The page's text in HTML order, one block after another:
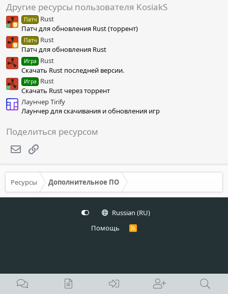
Другие ресурсы пользователя KosiakS
Патч Rust
Патч для обновления Rust (торрент)
Патч Rust
Патч для обновления Rust
Игра
Rust
Скачать Rust последней версии.
Игра
Rust
Скачать Rust через торрент
Лаунчер Tirify
Лаунчер для скачивания и обновления игр
Поделиться ресурсом
Электронная почта
Ресурсы Дополнительное ПО
Russian (RU)
Помощь
R
S